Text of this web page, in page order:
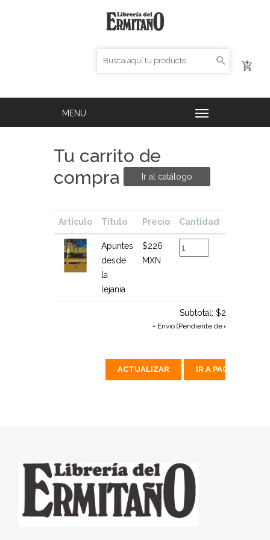
Tu carrito de
compra
Ir al catálogo
Artículo Titulo Precio Cantidad
Apuntes
desde
la
lejania
$226
MXN
Subtotal: $226 MX
+ Envío (Pendiente de calcular)
ACTUALIZAR IR A PAGAR